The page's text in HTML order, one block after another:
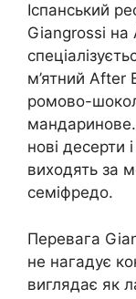
Іспанський
Giangrossi на
м’ятний After
ромово-
мандаринове.
нові десерти
виходять за
семіфредо.
Перевага
не нагадує
виглядає як